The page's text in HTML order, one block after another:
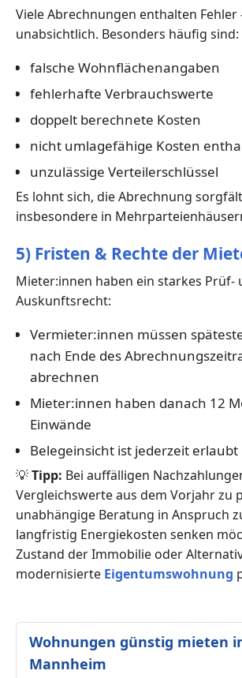
Viele Abrechnungen enthalten Fehler
unabsichtlich. Besonders häufig sind:
falsche Wohnflächenangaben
fehlerhafte Verbrauchswerte
doppelt berechnete Kosten
nicht umlagefähige Kosten
unzulässige Verteilerschlüssel
Es lohnt sich, die Abrechnung
insbesondere in
5) Fristen & Rechte der
Mieter:innen haben ein starkes Prüf-
Auskunftsrecht:
Vermieter:innen müssen
nach Ende des
abrechnen
Mieter:innen haben danach 12
Einwände
Belegeinsicht ist jederzeit erlaubt
💡Tipp: Bei auffälligen
Vergleichswerte aus dem Vorjahr zu
unabhängige Beratung in Anspruch
langfristig Energiekosten senken
Zustand der Immobilie oder
modernisierte Eigentumswohnung
Wohnungen günstig mieten
Mannheim